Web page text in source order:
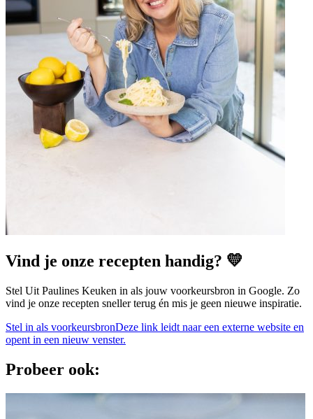
Vind je onze recepten handig? 💛
Stel Uit Paulines Keuken in als jouw voorkeursbron in Google. Zo
vind je onze recepten sneller terug én mis je geen nieuwe inspiratie.
Stel in als voorkeursbronDeze link leidt naar een externe website en
opent in een nieuw venster.
Probeer ook: